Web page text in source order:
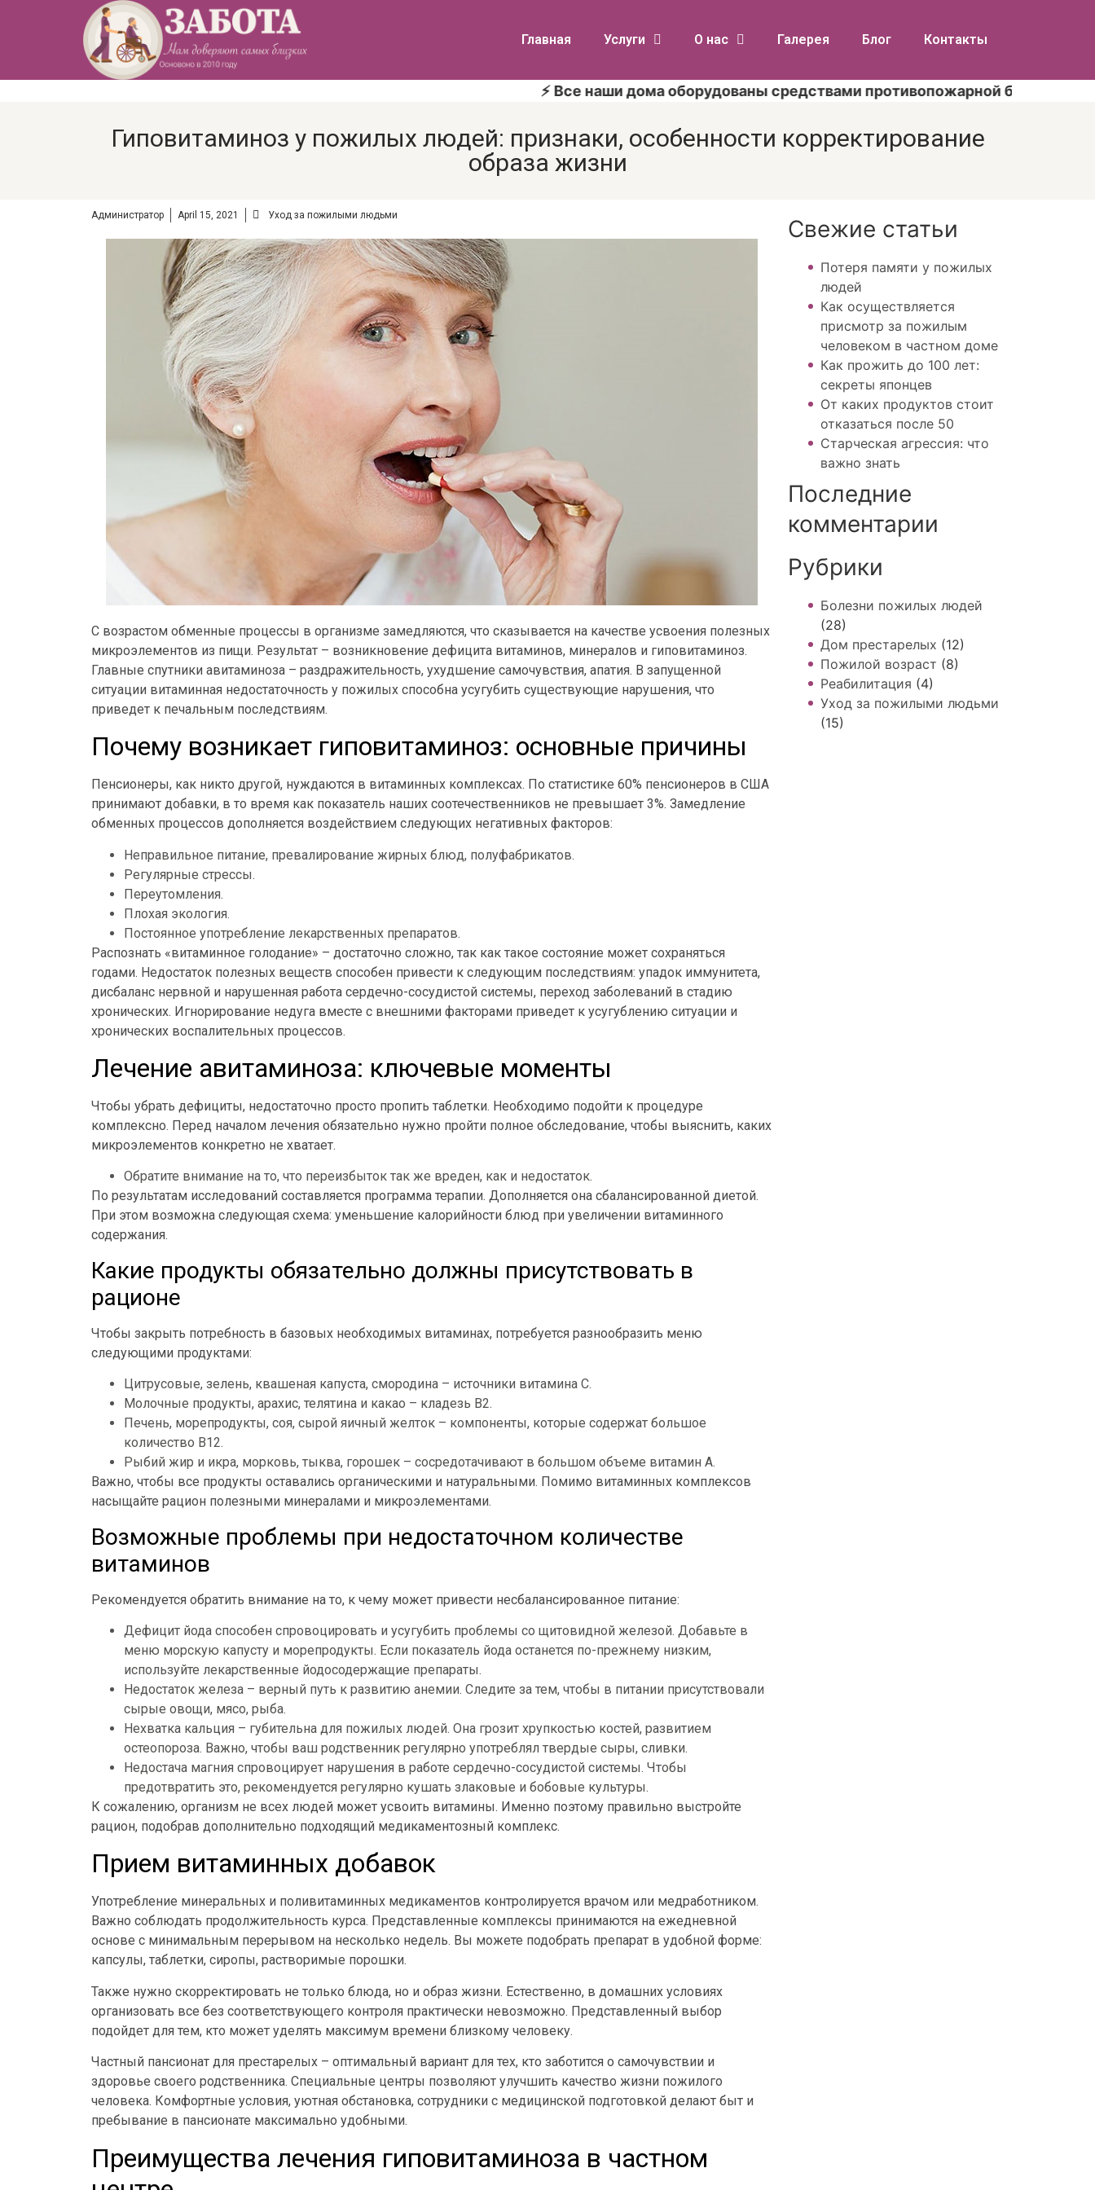
Главная Услуги О нас Галерея Блог Контакты
⚡ Все наши дома оборудованы средствами противопожарной безопасности
Гиповитаминоз у пожилых людей: признаки, особенности корректирование
образа жизни
Администратор April 15, 2021 Уход за пожилыми людьми
С возрастом обменные процессы в организме замедляются, что сказывается на качестве усвоения полезных
микроэлементов из пищи. Результат – возникновение дефицита витаминов, минералов и гиповитаминоз.
Главные спутники авитаминоза – раздражительность, ухудшение самочувствия, апатия. В запущенной
ситуации витаминная недостаточность у пожилых способна усугубить существующие нарушения, что
приведет к печальным последствиям.
Почему возникает гиповитаминоз: основные причины
Пенсионеры, как никто другой, нуждаются в витаминных комплексах. По статистике 60% пенсионеров в США
принимают добавки, в то время как показатель наших соотечественников не превышает 3%. Замедление
обменных процессов дополняется воздействием следующих негативных факторов:
Неправильное питание, превалирование жирных блюд, полуфабрикатов.
Регулярные стрессы.
Переутомления.
Плохая экология.
Постоянное употребление лекарственных препаратов.
Распознать «витаминное голодание» – достаточно сложно, так как такое состояние может сохраняться
годами. Недостаток полезных веществ способен привести к следующим последствиям: упадок иммунитета,
дисбаланс нервной и нарушенная работа сердечно-сосудистой системы, переход заболеваний в стадию
хронических. Игнорирование недуга вместе с внешними факторами приведет к усугублению ситуации и
хронических воспалительных процессов.
Лечение авитаминоза: ключевые моменты
Чтобы убрать дефициты, недостаточно просто пропить таблетки. Необходимо подойти к процедуре
комплексно. Перед началом лечения обязательно нужно пройти полное обследование, чтобы выяснить, каких
микроэлементов конкретно не хватает.
Обратите внимание на то, что переизбыток так же вреден, как и недостаток.
По результатам исследований составляется программа терапии. Дополняется она сбалансированной диетой.
При этом возможна следующая схема: уменьшение калорийности блюд при увеличении витаминного
содержания.
Какие продукты обязательно должны присутствовать в
рационе
Чтобы закрыть потребность в базовых необходимых витаминах, потребуется разнообразить меню
следующими продуктами:
Цитрусовые, зелень, квашеная капуста, смородина – источники витамина С.
Молочные продукты, арахис, телятина и какао – кладезь В2.
Печень, морепродукты, соя, сырой яичный желток – компоненты, которые содержат большое
количество В12.
Рыбий жир и икра, морковь, тыква, горошек – сосредотачивают в большом объеме витамин А.
Важно, чтобы все продукты оставались органическими и натуральными. Помимо витаминных комплексов
насыщайте рацион полезными минералами и микроэлементами.
Возможные проблемы при недостаточном количестве
витаминов
Рекомендуется обратить внимание на то, к чему может привести несбалансированное питание:
Дефицит йода способен спровоцировать и усугубить проблемы со щитовидной железой. Добавьте в
меню морскую капусту и морепродукты. Если показатель йода останется по-прежнему низким,
используйте лекарственные йодосодержащие препараты.
Недостаток железа – верный путь к развитию анемии. Следите за тем, чтобы в питании присутствовали
сырые овощи, мясо, рыба.
Нехватка кальция – губительна для пожилых людей. Она грозит хрупкостью костей, развитием
остеопороза. Важно, чтобы ваш родственник регулярно употреблял твердые сыры, сливки.
Недостача магния спровоцирует нарушения в работе сердечно-сосудистой системы. Чтобы
предотвратить это, рекомендуется регулярно кушать злаковые и бобовые культуры.
К сожалению, организм не всех людей может усвоить витамины. Именно поэтому правильно выстройте
рацион, подобрав дополнительно подходящий медикаментозный комплекс.
Прием витаминных добавок
Употребление минеральных и поливитаминных медикаментов контролируется врачом или медработником.
Важно соблюдать продолжительность курса. Представленные комплексы принимаются на ежедневной
основе с минимальным перерывом на несколько недель. Вы можете подобрать препарат в удобной форме:
капсулы, таблетки, сиропы, растворимые порошки.
Также нужно скорректировать не только блюда, но и образ жизни. Естественно, в домашних условиях
организовать все без соответствующего контроля практически невозможно. Представленный выбор
подойдет для тем, кто может уделять максимум времени близкому человеку.
Частный пансионат для престарелых – оптимальный вариант для тех, кто заботится о самочувствии и
здоровье своего родственника. Специальные центры позволяют улучшить качество жизни пожилого
человека. Комфортные условия, уютная обстановка, сотрудники с медицинской подготовкой делают быт и
пребывание в пансионате максимально удобными.
Преимущества лечения гиповитаминоза в частном
Свежие статьи
Потеря памяти у пожилых
людей
Как осуществляется
присмотр за пожилым
человеком в частном доме
Как прожить до 100 лет:
секреты японцев
От каких продуктов стоит
отказаться после 50
Старческая агрессия: что
важно знать
Последние
комментарии
Рубрики
Болезни пожилых людей
(28)
Дом престарелых (12)
Пожилой возраст (8)
Реабилитация (4)
Уход за пожилыми людьми
(15)